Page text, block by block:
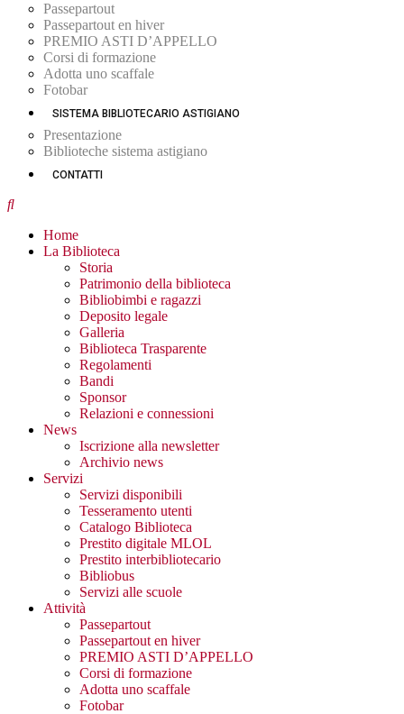
Passepartout
Passepartout en hiver
PREMIO ASTI D’APPELLO
Corsi di formazione
Adotta uno scaffale
Fotobar
SISTEMA BIBLIOTECARIO ASTIGIANO
Presentazione
Biblioteche sistema astigiano
CONTATTI
Home
La Biblioteca
Storia
Patrimonio della biblioteca
Bibliobimbi e ragazzi
Deposito legale
Galleria
Biblioteca Trasparente
Regolamenti
Bandi
Sponsor
Relazioni e connessioni
News
Iscrizione alla newsletter
Archivio news
Servizi
Servizi disponibili
Tesseramento utenti
Catalogo Biblioteca
Prestito digitale MLOL
Prestito interbibliotecario
Bibliobus
Servizi alle scuole
Attività
Passepartout
Passepartout en hiver
PREMIO ASTI D’APPELLO
Corsi di formazione
Adotta uno scaffale
Fotobar